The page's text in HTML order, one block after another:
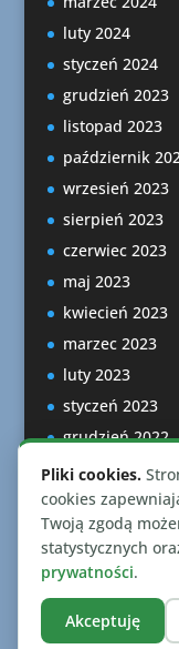
luty 2024
styczeń 2024
grudzień 2023
listopad 2023
październik
wrzesień 2023
sierpień 2023
czerwiec 2023
maj 2023
kwiecień 2023
marzec 2023
luty 2023
styczeń 2023
grudzień 2022
listopad 2022
październik
Pliki cookies.
cookies
Twoją zgodą
statystycznych
prywatności.
Akceptuję